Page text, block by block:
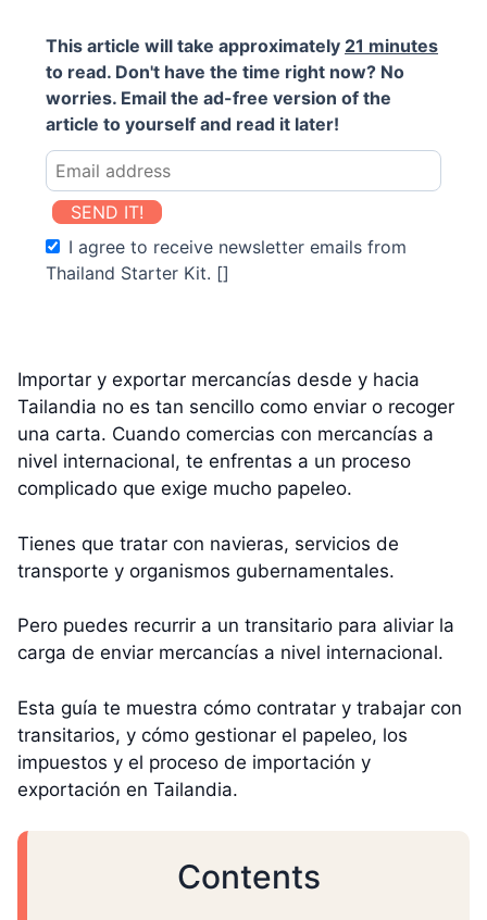
This article will take approximately 21 minutes
to read. Don't have the time right now? No
worries. Email the ad-free version of the
article to yourself and read it later!
SEND IT!
I agree to receive newsletter emails from
Thailand Starter Kit. []
Importar y exportar mercancías desde y hacia
Tailandia no es tan sencillo como enviar o recoger
una carta. Cuando comercias con mercancías a
nivel internacional, te enfrentas a un proceso
complicado que exige mucho papeleo.
Tienes que tratar con navieras, servicios de
transporte y organismos gubernamentales.
Pero puedes recurrir a un transitario para aliviar la
carga de enviar mercancías a nivel internacional.
Esta guía te muestra cómo contratar y trabajar con
transitarios, y cómo gestionar el papeleo, los
impuestos y el proceso de importación y
exportación en Tailandia.
Contents